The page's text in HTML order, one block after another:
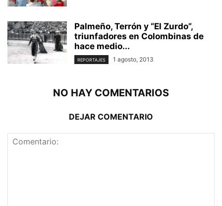
Palmeño, Terrón y “El Zurdo”,
triunfadores en Colombinas de
hace medio...
REPORTAJES 1 agosto, 2013
NO HAY COMENTARIOS
DEJAR COMENTARIO